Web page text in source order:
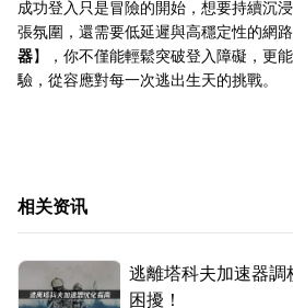
成功登入只是冒險的開始，想要持續沉
張氛圍，還需要低延遲與高穩定性的網
器】，你不僅能輕鬆突破登入障礙，更
驗，從容應對每一次逃出生天的挑戰。
相关资讯
逃離塔科夫加速器
困擾！